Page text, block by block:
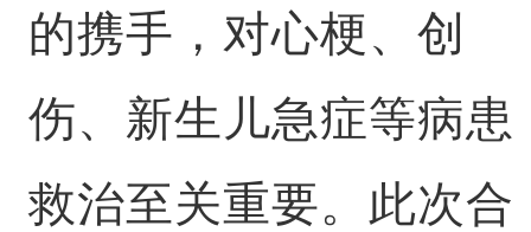
的携手，对心梗、创
伤、新生儿急症等病患
救治至关重要。此次合